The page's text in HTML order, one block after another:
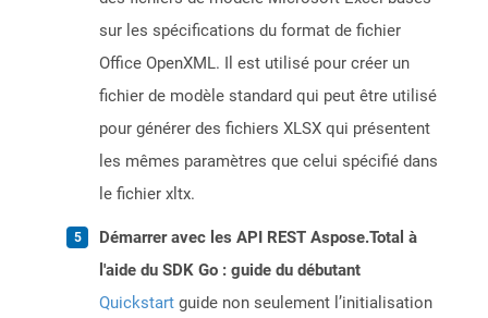
sur les spécifications du format de fichier
Office OpenXML. Il est utilisé pour créer un
fichier de modèle standard qui peut être utilisé
pour générer des fichiers XLSX qui présentent
les mêmes paramètres que celui spécifié dans
le fichier xltx.
Démarrer avec les API REST Aspose.Total à
l'aide du SDK Go : guide du débutant
Quickstart guide non seulement l’initialisation